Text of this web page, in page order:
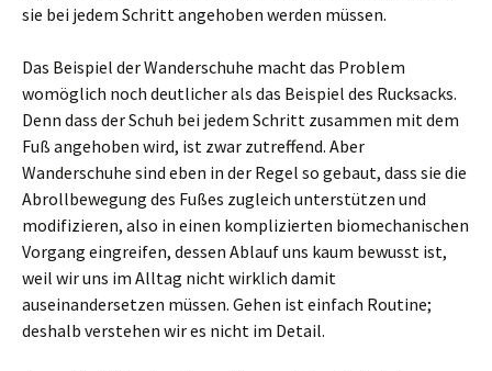
sie bei jedem Schritt angehoben werden müssen.
Das Beispiel der Wanderschuhe macht das Problem
womöglich noch deutlicher als das Beispiel des Rucksacks.
Denn dass der Schuh bei jedem Schritt zusammen mit dem
Fuß angehoben wird, ist zwar zutreffend. Aber
Wanderschuhe sind eben in der Regel so gebaut, dass sie die
Abrollbewegung des Fußes zugleich unterstützen und
modifizieren, also in einen komplizierten biomechanischen
Vorgang eingreifen, dessen Ablauf uns kaum bewusst ist,
weil wir uns im Alltag nicht wirklich damit
auseinandersetzen müssen. Gehen ist einfach Routine;
deshalb verstehen wir es nicht im Detail.